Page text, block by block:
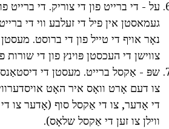
על - די ברייט פון די צוריק. די ברייט
געמאסטן אין פיל די זעלבע ווי די
נאָר אויף די טייל פון די ברוסט.
צווישן די העכסטן פּוינץ פון די שורות
שפּ - אַקסל ברייט. מעסטן די
צו דעם אָרט וואָס איר האָט
די אָדער, צו די אַקסל סוף (אָדער צו די
ווילן צו זען די אַקסל שלאָס).